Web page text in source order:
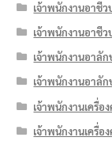
เจ้าพนักงานอาชี
เจ้าพนักงานอาชี
เจ้าพนักงานอาลั
เจ้าพนักงานอาลั
เจ้าพนักงานเครื่อ
เจ้าพนักงานเครื่